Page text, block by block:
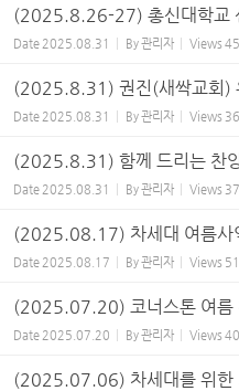
(2025.8.26-27) 총신대학교
Date 2025.08.31 By관리자 Views
(2025.8.31) 권진(새싹교회)
Date 2025.08.31 By관리자 Views
(2025.8.31) 함께 드리는 찬
Date 2025.08.31 By관리자 Views
(2025.08.17) 차세대 여름사
Date 2025.08.17 By관리자 Views
(2025.07.20) 코너스톤 여름
Date 2025.07.20 By관리자 Views
(2025.07.06) 차세대를 위한